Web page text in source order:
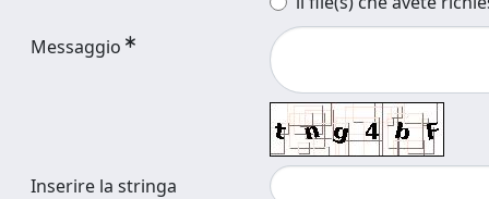
Messaggio
Inserire la stringa